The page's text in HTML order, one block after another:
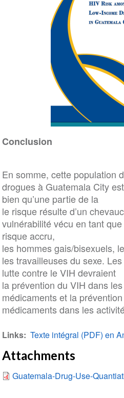
Conclusion
En somme, cette population
drogues à Guatemala City
bien qu’une partie de la
le risque résulte d’un
vulnérabilité vécu en tant
risque accru,
les hommes gais/bisexuels,
les travailleuses du sexe.
lutte contre le VIH devraient
la prévention du VIH dans
médicaments et la
médicaments dans les
Links Texte intégral (PDF) en
Attachments
Guatemala-Drug-Use-